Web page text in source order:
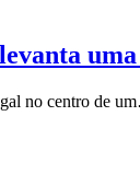
no centro de